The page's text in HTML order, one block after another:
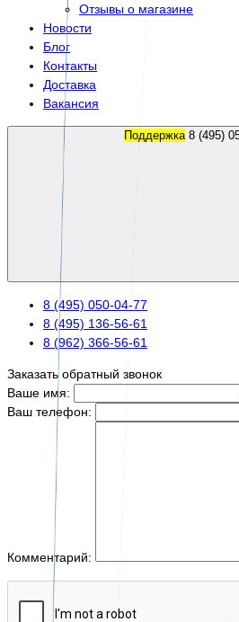
Отзывы о магазине
Новости
Блог
Контакты
Доставка
Вакансия
Поддержка
8 (495) 050-04-77
8 (495) 136-56-61
8 (962) 366-56-61
Заказать обратный звонок
Ваше имя:
Ваш телефон:
Комментарий: